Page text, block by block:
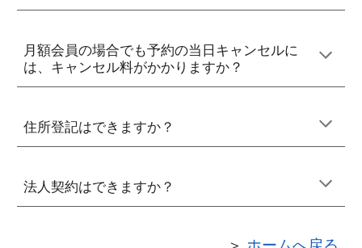
月額会員の場合でも予約の当日キャンセルに
は、キャンセル料がかかりますか？
住所登記はできますか？
法人契約はできますか？